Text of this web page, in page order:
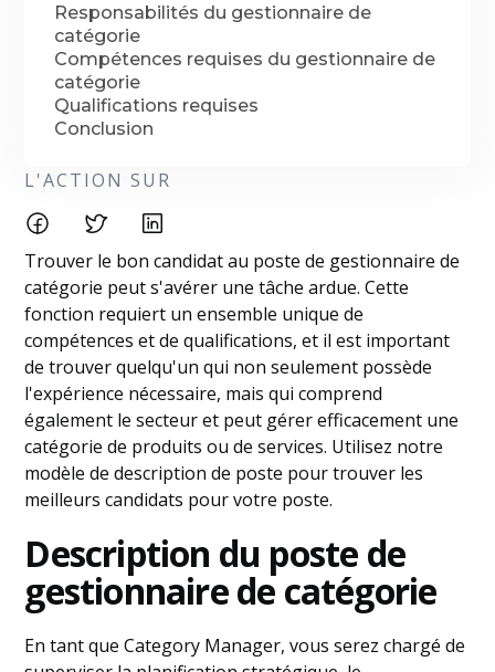
Responsabilités du gestionnaire de
catégorie
Compétences requises du gestionnaire de
catégorie
Qualifications requises
Conclusion
L'ACTION SUR
Trouver le bon candidat au poste de gestionnaire de
catégorie peut s'avérer une tâche ardue. Cette
fonction requiert un ensemble unique de
compétences et de qualifications, et il est important
de trouver quelqu'un qui non seulement possède
l'expérience nécessaire, mais qui comprend
également le secteur et peut gérer efficacement une
catégorie de produits ou de services. Utilisez notre
modèle de description de poste pour trouver les
meilleurs candidats pour votre poste.
Description du poste de
gestionnaire de catégorie
En tant que Category Manager, vous serez chargé de